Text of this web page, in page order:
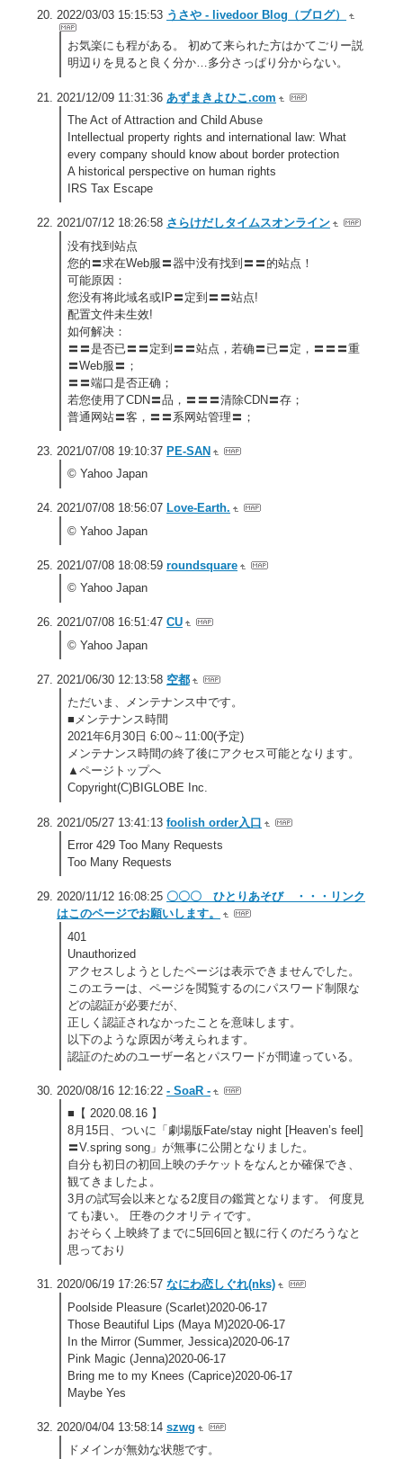
2022/03/03 15:15:53 うさや - livedoor Blog（ブログ）
お気楽にも程がある。 初めて来られた方はかてごりー説
明辺りを見ると良く分か…多分さっぱり分からない。
2021/12/09 11:31:36 あずまきよひこ.com
The Act of Attraction and Child Abuse
Intellectual property rights and international law: What
every company should know about border protection
A historical perspective on human rights
IRS Tax Escape
2021/07/12 18:26:58 さらけだしタイムスオンライン
没有找到站点
您的〓求在Web服〓器中没有找到〓〓的站点！
可能原因：
您没有将此域名或IP〓定到〓〓站点!
配置文件未生效!
如何解决：
〓〓是否已〓〓定到〓〓站点，若确〓已〓定，〓〓〓重
〓Web服〓；
〓〓端口是否正确；
若您使用了CDN〓品，〓〓〓清除CDN〓存；
普通网站〓客，〓〓系网站管理〓；
2021/07/08 19:10:37 PE-SAN
© Yahoo Japan
2021/07/08 18:56:07 Love-Earth.
© Yahoo Japan
2021/07/08 18:08:59 roundsquare
© Yahoo Japan
2021/07/08 16:51:47 CU
© Yahoo Japan
2021/06/30 12:13:58 空都
ただいま、メンテナンス中です。
■メンテナンス時間
2021年6月30日 6:00～11:00(予定)
メンテナンス時間の終了後にアクセス可能となります。
▲ページトップへ
Copyright(C)BIGLOBE Inc.
2021/05/27 13:41:13 foolish order入口
Error 429 Too Many Requests
Too Many Requests
2020/11/12 16:08:25 〇〇〇 ひとりあそび ・・・リンク
はこのページでお願いします。
401
Unauthorized
アクセスしようとしたページは表示できませんでした。
このエラーは、ページを閲覧するのにパスワード制限な
どの認証が必要だが、
正しく認証されなかったことを意味します。
以下のような原因が考えられます。
認証のためのユーザー名とパスワードが間違っている。
2020/08/16 12:16:22 - SoaR -
■【 2020.08.16 】
8月15日、ついに「劇場版Fate/stay night [Heaven’s feel]
〓V.spring song」が無事に公開となりました。
自分も初日の初回上映のチケットをなんとか確保でき、
観てきましたよ。
3月の試写会以来となる2度目の鑑賞となります。 何度見
ても凄い。 圧巻のクオリティです。
おそらく上映終了までに5回6回と観に行くのだろうなと
思っており
2020/06/19 17:26:57 なにわ恋しぐれ(nks)
Poolside Pleasure (Scarlet)2020-06-17
Those Beautiful Lips (Maya M)2020-06-17
In the Mirror (Summer, Jessica)2020-06-17
Pink Magic (Jenna)2020-06-17
Bring me to my Knees (Caprice)2020-06-17
Maybe Yes
2020/04/04 13:58:14 szwg
ドメインが無効な状態です。